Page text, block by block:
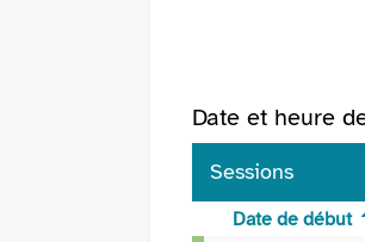
Date et heure
Sessions
Date de début